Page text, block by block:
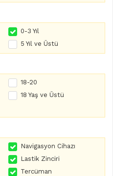
0-3 Yıl
5 Yıl ve Üstü
18-20
18 Yaş ve Üstü
Navigasyon Cihazı
Lastik Zinciri
Tercüman